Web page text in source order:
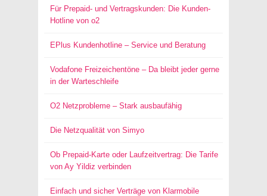
Für Prepaid- und Vertragskunden: Die Kunden-
Hotline von o2
EPlus Kundenhotline – Service und Beratung
Vodafone Freizeichentöne – Da bleibt jeder gerne
in der Warteschleife
O2 Netzprobleme – Stark ausbaufähig
Die Netzqualität von Simyo
Ob Prepaid-Karte oder Laufzeitvertrag: Die Tarife
von Ay Yildiz verbinden
Einfach und sicher Verträge von Klarmobile